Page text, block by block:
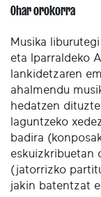
Ohar orokorra
Musika
eta Iparraldeko
lankidetzaren
ahalmendu
hedatzen
laguntzeko
badira
eskuizkribuetan
(jatorrizko
jakin batentzat